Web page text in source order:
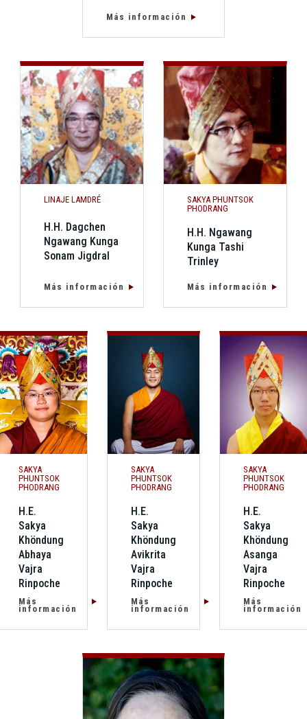
Más información
LINAJE LAMDRÉ
H.H. Dagchen
Ngawang Kunga
Sonam Jigdral
Más información
SAKYA PHUNTSOK
PHODRANG
H.H. Ngawang
Kunga Tashi
Trinley
Más información
SAKYA
PHUNTSOK
PHODRANG
H.E.
Sakya
Khöndung
Abhaya
Vajra
Rinpoche
Más
información
SAKYA
PHUNTSOK
PHODRANG
H.E.
Sakya
Khöndung
Avikrita
Vajra
Rinpoche
Más
información
SAKYA
PHUNTSOK
PHODRANG
H.E.
Sakya
Khöndung
Asanga
Vajra
Rinpoche
Más
información